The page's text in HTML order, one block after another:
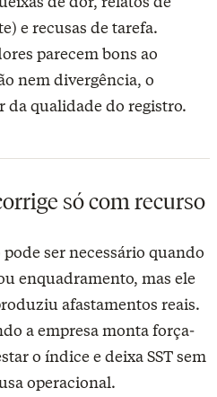
e recusas de tarefa.
parecem bons ao
nem divergência, o
da qualidade do registro.
só com recurso
ser necessário quando
enquadramento, mas ele
afastamentos reais.
a empresa monta força-
o índice e deixa SST sem
operacional.